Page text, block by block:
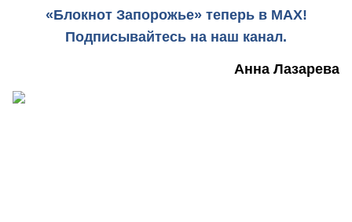
«Блокнот Запорожье» теперь в MAX!
Подписывайтесь на наш канал.
Анна Лазарева